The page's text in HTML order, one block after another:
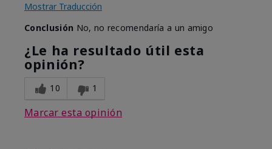
Mostrar Traducción
Conclusión No, no recomendaría a un amigo
¿Le ha resultado útil esta
opinión?
10 1
Marcar esta opinión